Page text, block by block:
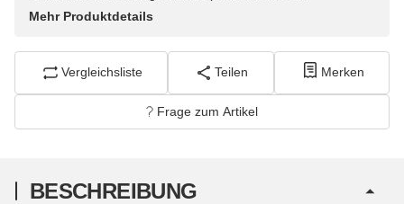
Mehr Produktdetails
Vergleichsliste Teilen Merken
Frage zum Artikel
BESCHREIBUNG